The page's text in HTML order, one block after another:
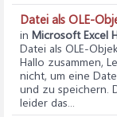
Datei als OLE-
in Microsoft Excel
Datei als OLE-
Hallo zusammen,
nicht, um eine
und zu speichern.
leider das...